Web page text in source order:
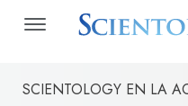
SCIENTOLOGY EN LA